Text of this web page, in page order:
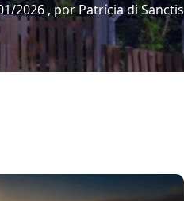
2026 , por Patrícia di Sanctis